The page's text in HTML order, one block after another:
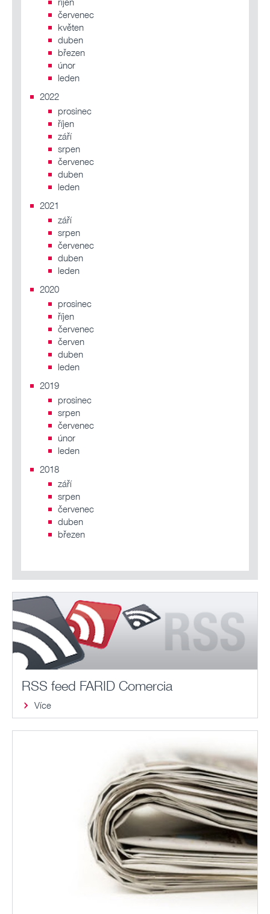
červenec
květen
duben
březen
únor
leden
2022
prosinec
říjen
září
srpen
červenec
duben
leden
2021
září
srpen
červenec
duben
leden
2020
prosinec
říjen
červenec
červen
duben
leden
2019
prosinec
srpen
červenec
únor
leden
2018
září
srpen
červenec
duben
březen
RSS feed FARID Comercia
Více